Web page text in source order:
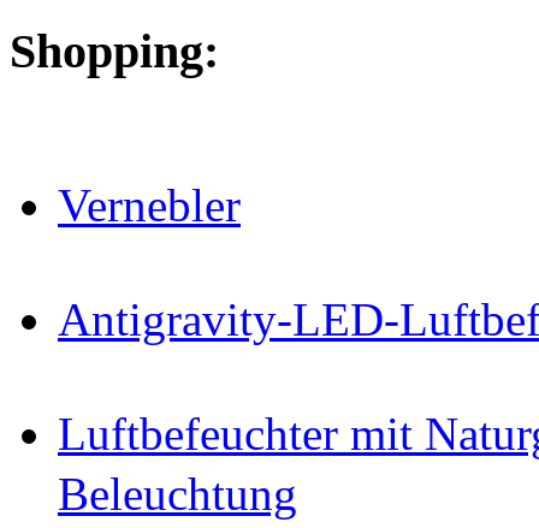
Shopping:
Vernebler
Antigravity-LED-
Luftbefeuchter mit
Beleuchtung